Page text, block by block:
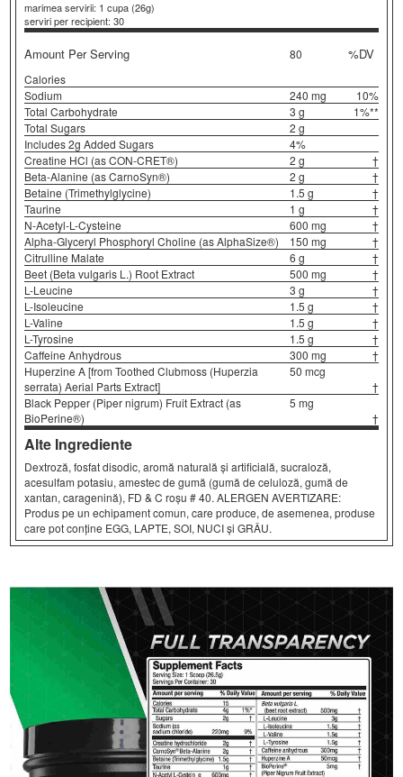
marimea servirii: 1 cupa (26g)
serviri per recipient: 30
Amount Per Serving %DV
Calories
80
Sodium 240 mg
10%
Total Carbohydrate
3 g
1%**
Total Sugars
2 g
Includes 2g Added Sugars
4%
Creatine HCl (as CON-CRET®)
2 g
†
Beta-Alanine (as CarnoSyn®)
2 g
†
Betaine (Trimethylglycine)
1.5 g
†
Taurine
1 g
†
N-Acetyl-L-Cysteine
600 mg
†
Alpha-Glyceryl Phosphoryl Choline (as AlphaSize®)
150 mg
†
Citrulline Malate
6 g
†
Beet (Beta vulgaris L.) Root Extract
500 mg
†
L-Leucine
3 g
†
L-Isoleucine
1.5 g
†
L-Valine
1.5 g
†
L-Tyrosine
1.5 g
†
Caffeine Anhydrous
300 mg
†
Huperzine A [from Toothed Clubmoss (Huperzia
serrata) Aerial Parts Extract]
50 mcg
†
Black Pepper (Piper nigrum) Fruit Extract (as
BioPerine®)
5 mg
†
Alte Ingrediente
Dextroză, fosfat disodic, aromă naturală și artificială, sucraloză,
acesulfam potasiu, amestec de gumă (gumă de celuloză, gumă de
xantan, caragenină), FD & C roșu # 40. ALERGEN AVERTIZARE:
Produs pe un echipament comun, care produce, de asemenea, produse
care pot conține EGG, LAPTE, SOI, NUCI și GRÂU.